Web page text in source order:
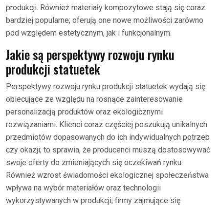
produkcji. Również materiały kompozytowe stają się coraz
bardziej popularne; oferują one nowe możliwości zarówno
pod względem estetycznym, jak i funkcjonalnym.
Jakie są perspektywy rozwoju rynku
produkcji statuetek
Perspektywy rozwoju rynku produkcji statuetek wydają się
obiecujące ze względu na rosnące zainteresowanie
personalizacją produktów oraz ekologicznymi
rozwiązaniami. Klienci coraz częściej poszukują unikalnych
przedmiotów dopasowanych do ich indywidualnych potrzeb
czy okazji; to sprawia, że producenci muszą dostosowywać
swoje oferty do zmieniających się oczekiwań rynku.
Również wzrost świadomości ekologicznej społeczeństwa
wpływa na wybór materiałów oraz technologii
wykorzystywanych w produkcji; firmy zajmujące się